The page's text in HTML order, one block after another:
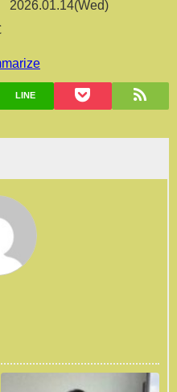
2026.01.14(Wed)
LINE